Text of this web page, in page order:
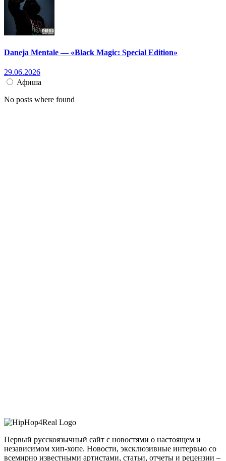
Daneja Mentale — «Black Magic: Special Edition»
29.06.2026
Афиша
No posts where found
Первый русскоязычный сайт с новостями о настоящем и
независимом хип-хопе. Новости, эксклюзивные интервью со
всемирно известными артистами, статьи, отчеты и рецензии –